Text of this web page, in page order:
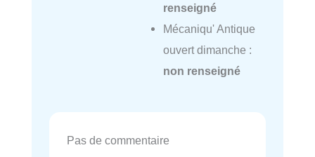
renseigné
Mécaniqu' Antique
ouvert dimanche :
non renseigné
Pas de commentaire